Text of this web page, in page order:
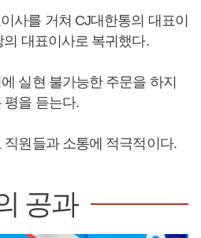
사를 거쳐 CJ대한통의 대표이
대표이사로 복귀했다.
실현 불가능한 주문을 하지
평을 듣는다.
원들과 소통에 적극적이다.
공과